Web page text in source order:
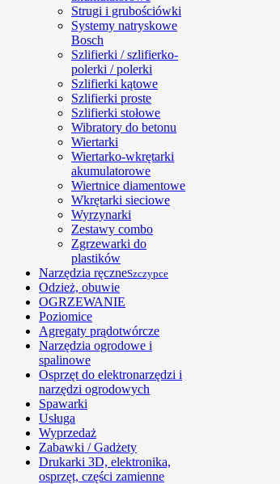
Strugi i grubościówki
Systemy natryskowe
Bosch
Szlifierki / szlifierko-
polerki / polerki
Szlifierki kątowe
Szlifierki proste
Szlifierki stołowe
Wibratory do betonu
Wiertarki
Wiertarko-wkrętarki
akumulatorowe
Wiertnice diamentowe
Wkrętarki sieciowe
Wyrzynarki
Zestawy combo
Zgrzewarki do
plastików
Narzędzia ręczneSzczypce
Odzież, obuwie
OGRZEWANIE
Poziomice
Agregaty prądotwórcze
Narzędzia ogrodowe i
spalinowe
Osprzęt do elektronarzędzi i
narzędzi ogrodowych
Spawarki
Usługa
Wyprzedaż
Zabawki / Gadżety
Drukarki 3D, elektronika,
osprzęt, części zamienne